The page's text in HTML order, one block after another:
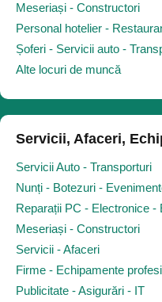
Meseriași - Constructori
Personal hotelier -
Șoferi - Servicii auto -
Alte locuri de muncă
Servicii, Afaceri,
Servicii Auto - Transporturi
Nunți - Botezuri -
Reparații PC - Electronice -
Meseriași - Constructori
Servicii - Afaceri
Firme - Echipamente
Publicitate - Asigurări - IT